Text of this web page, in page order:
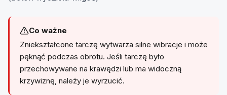
Co ważne
Zniekształcone tarczę wytwarza silne wibracje i może
pęknąć podczas obrotu. Jeśli tarczę było
przechowywane na krawędzi lub ma widoczną
krzywiznę, należy je wyrzucić.